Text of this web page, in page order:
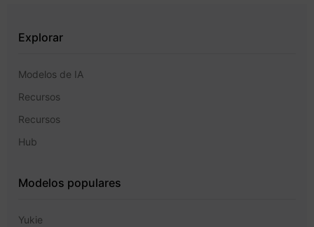
Explorar
Modelos de IA
Recursos
Recursos
Hub
Modelos populares
Yukie